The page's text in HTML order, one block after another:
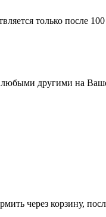
только после
другими на
через корзину,